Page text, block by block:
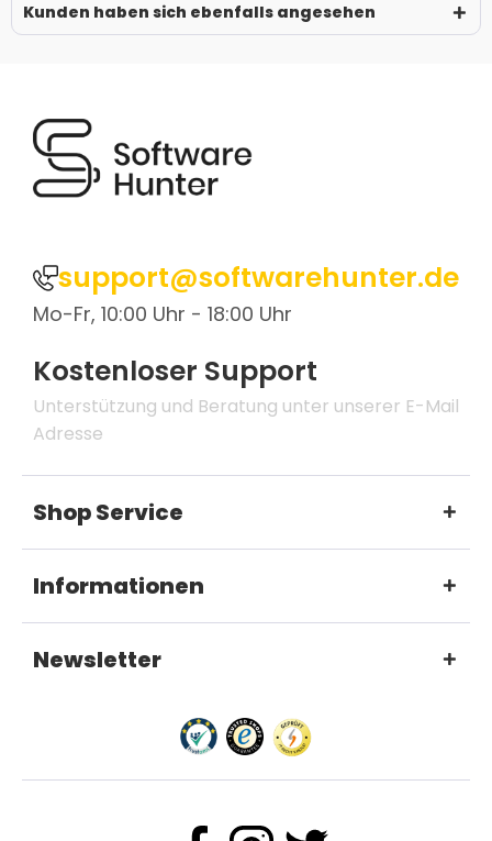
Kunden haben sich ebenfalls angesehen
support@softwarehunter.de
Mo-Fr, 10:00 Uhr - 18:00 Uhr
Kostenloser Support
Unterstützung und Beratung unter unserer E-Mail
Adresse
Shop Service
Informationen
Newsletter